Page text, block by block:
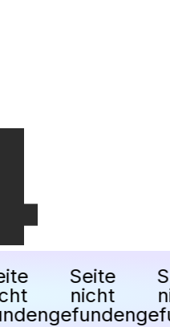
Seite
nicht
gefunden